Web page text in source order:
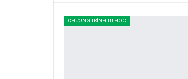
CHƯƠNG TRÌNH TU HỌC